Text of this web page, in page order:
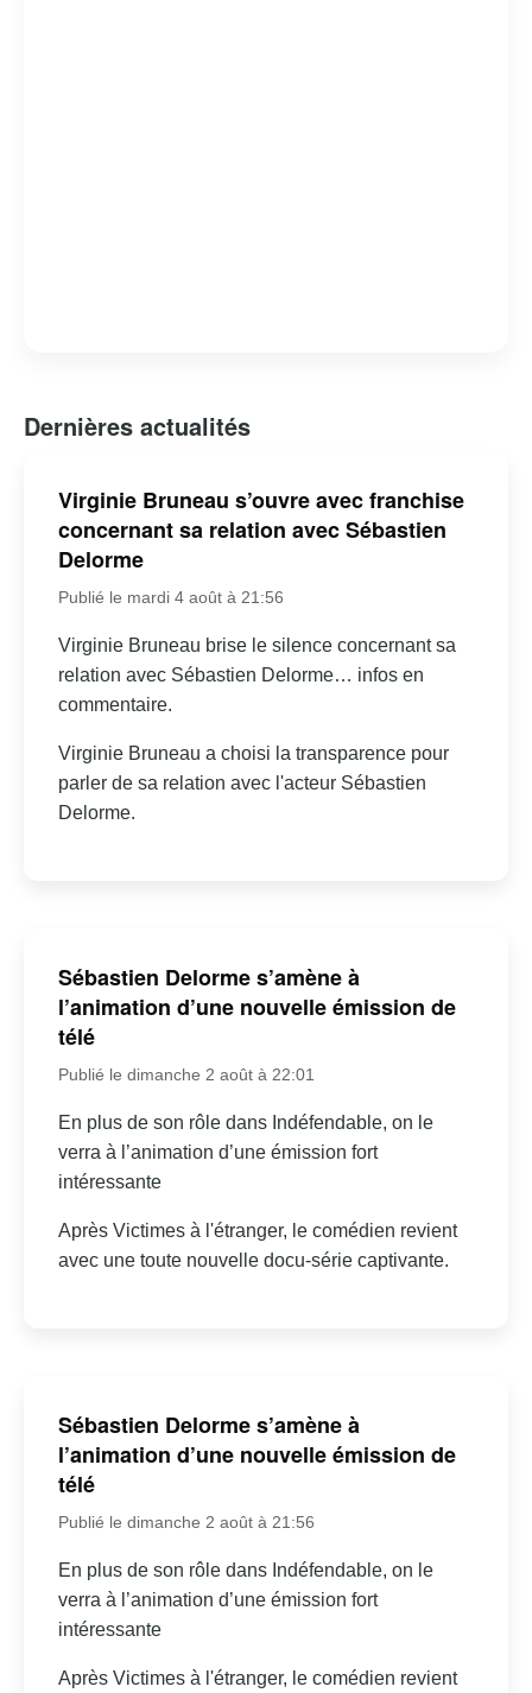
Dernières actualités
Virginie Bruneau s’ouvre avec franchise
concernant sa relation avec Sébastien
Delorme
Publié le mardi 4 août à 21:56
Virginie Bruneau brise le silence concernant sa
relation avec Sébastien Delorme… infos en
commentaire.
Virginie Bruneau a choisi la transparence pour
parler de sa relation avec l'acteur Sébastien
Delorme.
Sébastien Delorme s’amène à
l’animation d’une nouvelle émission de
télé
Publié le dimanche 2 août à 22:01
En plus de son rôle dans Indéfendable, on le
verra à l’animation d’une émission fort
intéressante
Après Victimes à l'étranger, le comédien revient
avec une toute nouvelle docu-série captivante.
Sébastien Delorme s’amène à
l’animation d’une nouvelle émission de
télé
Publié le dimanche 2 août à 21:56
En plus de son rôle dans Indéfendable, on le
verra à l’animation d’une émission fort
intéressante
Après Victimes à l'étranger, le comédien revient